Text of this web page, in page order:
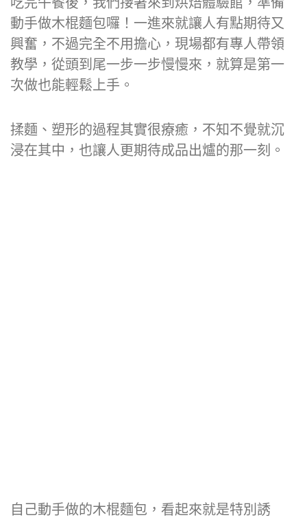
動手做木棍麵包囉！一進來就讓人有點期待又
興奮，不過完全不用擔心，現場都有專人帶領
教學，從頭到尾一步一步慢慢來，就算是第一
次做也能輕鬆上手。
揉麵、塑形的過程其實很療癒，不知不覺就沉
浸在其中，也讓人更期待成品出爐的那一刻。
自己動手做的木棍麵包，看起來就是特別誘